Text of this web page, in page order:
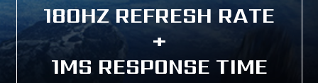
180HZ REFRESH RATE
+
1MS RESPONSE TIME